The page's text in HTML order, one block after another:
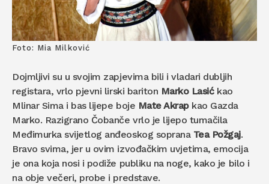
Foto: Mia Milković
Dojmljivi su u svojim zapjevima bili i vladari dubljih
registara, vrlo pjevni lirski bariton Marko Lasićkao
Mlinar Sima i bas lijepe boje Mate Akrapkao Gazda
Marko. Razigrano Čobanče vrlo je lijepo tumačila
Međimurka svijetlog anđeoskog soprana Tea Požgaj.
Bravo svima, jer u ovim izvođačkim uvjetima, emocija
je ona koja nosi i podiže publiku na noge, kako je bilo i
na obje večeri, probe i predstave.